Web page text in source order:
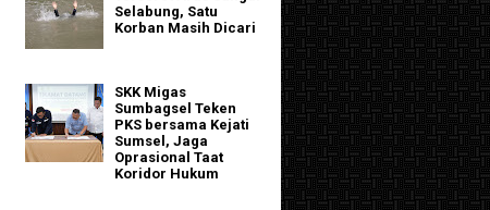
Selabung, Satu
Korban Masih Dicari
SKK Migas
Sumbagsel Teken
PKS bersama Kejati
Sumsel, Jaga
Oprasional Taat
Koridor Hukum